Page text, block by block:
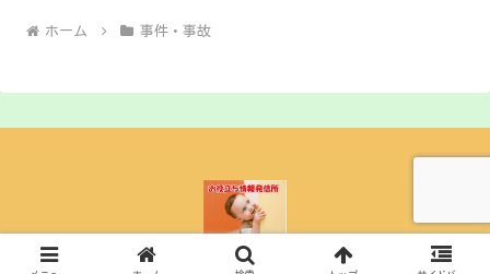
ホーム 事件・事故
© 2023 お役立ち情報発信所.